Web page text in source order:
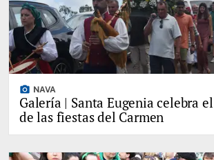
photo_camera NAVA
Galería | Santa Eugenia celebra
de las fiestas del Carmen